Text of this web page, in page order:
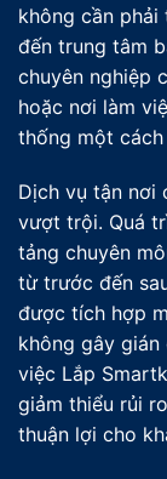
không cần
đến trung tâm
chuyên nghiệp
hoặc nơi làm
thống một cách
Dịch vụ tận nơi
vượt trội. Quá
tảng chuyên
từ trước đến
được tích hợp
không gây gián
việc Lắp
giảm thiểu rủi
thuận lợi cho